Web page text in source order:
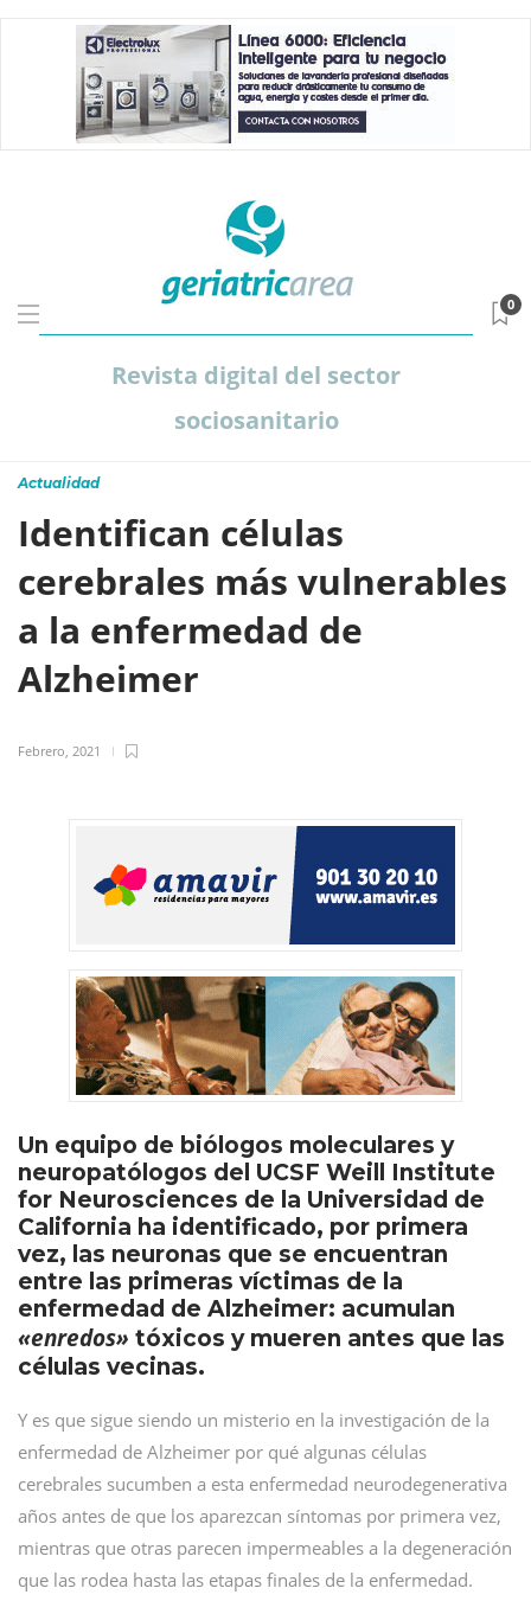
Revista digital del sector
sociosanitario
0
Actualidad
Identifican células
cerebrales más vulnerables
a la enfermedad de
Alzheimer
Febrero, 2021
Un equipo de biólogos moleculares y
neuropatólogos del UCSF Weill Institute
for Neurosciences de la Universidad de
California ha identificado, por primera
vez, las neuronas que se encuentran
entre las primeras víctimas de la
enfermedad de Alzheimer: acumulan
«enredos» tóxicos y mueren antes que las
células vecinas.
Y es que sigue siendo un misterio en la investigación de la
enfermedad de Alzheimer por qué algunas células
cerebrales sucumben a esta enfermedad neurodegenerativa
años antes de que los aparezcan síntomas por primera vez,
mientras que otras parecen impermeables a la degeneración
que las rodea hasta las etapas finales de la enfermedad.